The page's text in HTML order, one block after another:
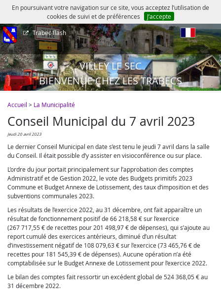
En poursuivant votre navigation sur ce site, vous acceptez l’utilisation de
cookies de suivi et de préférences
J’accepte
Trabec flash
VILLEY LE SEC
BIENVENUE CHEZ LES TRABECS
Accueil > La Municipalité
Conseil Municipal du 7 avril 2023
jeudi 20 avril 2023
Le dernier Conseil Municipal en date s’est tenu le jeudi 7 avril dans la salle
du Conseil. Il était possible d’y assister en visioconférence ou sur place.
L’ordre du jour portait principalement sur l’approbation des comptes
Administratif et de Gestion 2022, le vote des Budgets primitifs 2023
Commune et Budget Annexe de Lotissement, des taux d’imposition et des
subventions communales 2023.
Les résultats de l’exercice 2022, au 31 décembre, ont fait apparaître un
résultat de fonctionnement positif de 66 218,58 € sur l’exercice
(267 717,55 € de recettes pour 201 498,97 € de dépenses), qui s’ajoute au
report cumulé des exercices antérieurs, diminué d’un résultat
d’investissement négatif de 108 079,63 € sur l’exercice (73 465,76 € de
recettes pour 181 545,39 € de dépenses). Aucune opération n’a été
comptabilisée sur le Budget Annexe de Lotissement pour l’exercice 2022.
Le bilan des comptes fait ressortir un excédent global de 524 368,05 € au
31 décembre 2022.